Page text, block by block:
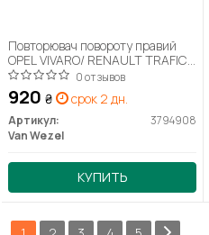
Повторювач повороту правий
OPEL VIVARO/ RENAULT TRAFIC
(Van Wezel) 0 отзывов
920 ₴ срок 2 дн.
Артикул:
3794908
Van Wezel
КУПИТЬ